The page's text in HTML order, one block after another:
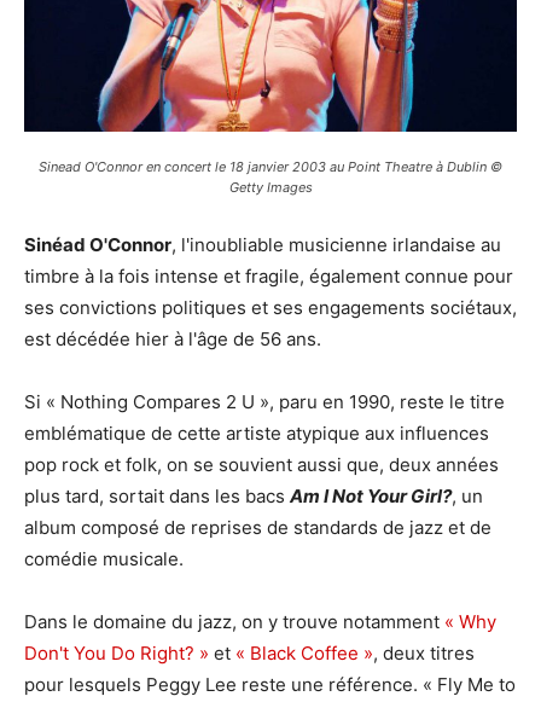
Sinead O'Connor en concert le 18 janvier 2003 au Point Theatre à Dublin ©
Getty Images
Sinéad O'Connor, l'inoubliable musicienne irlandaise au
timbre à la fois intense et fragile, également connue pour
ses convictions politiques et ses engagements sociétaux,
est décédée hier à l'âge de 56 ans.
Si « Nothing Compares 2 U », paru en 1990, reste le titre
emblématique de cette artiste atypique aux influences
pop rock et folk, on se souvient aussi que, deux années
plus tard, sortait dans les bacs Am I Not Your Girl?, un
album composé de reprises de standards de jazz et de
comédie musicale.
Dans le domaine du jazz, on y trouve notamment « Why
Don't You Do Right? » et « Black Coffee », deux titres
pour lesquels Peggy Lee reste une référence. « Fly Me to